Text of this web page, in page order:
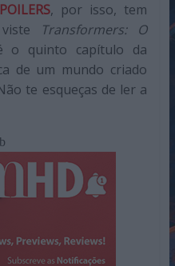
, por isso, tem
Transformers: O
o quinto capítulo da
de um mundo criado
te esqueças de ler a